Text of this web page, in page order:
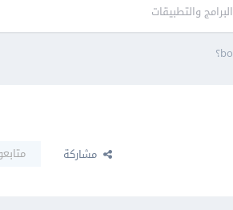
البرامج والتطبيقات
مشاركة